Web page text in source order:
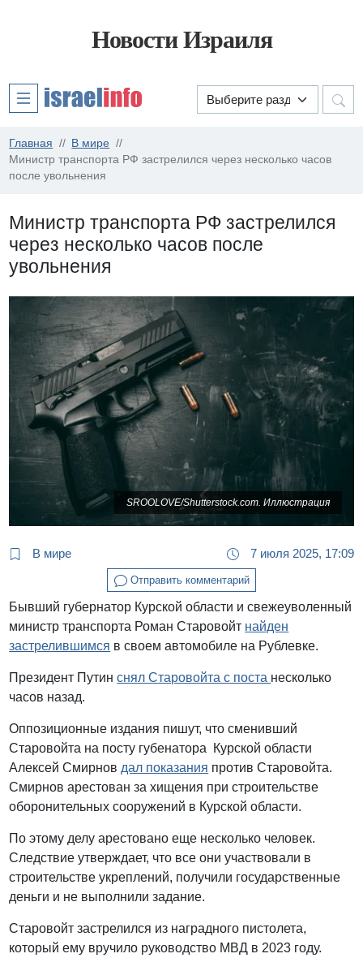
Новости Израиля
Главная
В мире
Министр транспорта РФ застрелился через несколько часов
после увольнения
Министр транспорта РФ застрелился
через несколько часов после
увольнения
SROOLOVE/Shutterstock.com. Иллюстрация
В мире 7 июля 2025, 17:09
Отправить комментарий
Бывший губернатор Курской области и свежеуволенный
министр транспорта Роман Старовойт найден
застрелившимся в своем автомобиле на Рублевке.
Президент Путинснял Старовойта с поста несколько
часов назад.
Оппозиционные издания пишут, что сменивший
Старовойта на посту губенатора Курской области
Алексей Смирнов дал показания против Старовойта.
Смирнов арестован за хищения при строительстве
оборонительных сооружений в Курской области.
По этому делу арестовано еще несколько человек.
Следствие утверждает, что все они участвовали в
строительстве укреплений, получили государственные
деньги и не выполнили задание.
Старовойт застрелился из наградного пистолета,
который ему вручило руководство МВД в 2023 году.